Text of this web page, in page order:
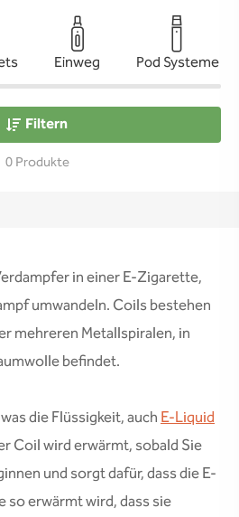
Einweg Pod Systeme
Filtern
0 Produkte
in einer E-Zigarette,
umwandeln. Coils bestehen
mehreren Metallspiralen, in
befindet.
die Flüssigkeit, auchE-Liquid
Coil wird erwärmt, sobald Sie
und sorgt dafür, dass die E-
so erwärmt wird, dass sie